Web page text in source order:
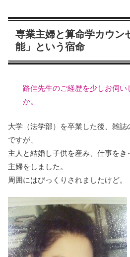
専業主婦と算命学カウン
能」という宿命
路佳先生のご経歴を少しお伺い
か。
大学（法学部）を卒業した後、雑
ですが、
主人と結婚し子供を産み、仕事をき
主婦をしました。
周囲にはびっくりされましたけど。